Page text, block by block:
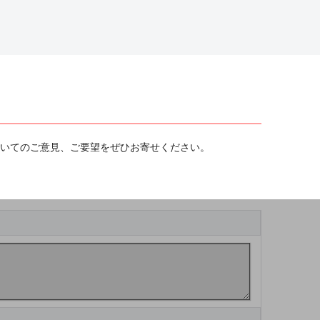
のご意見、ご要望をぜひお寄せください。